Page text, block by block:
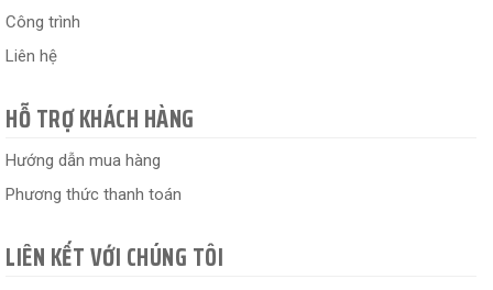
Công trình
Liên hệ
HỖ TRỢ KHÁCH HÀNG
Hướng dẫn mua hàng
Phương thức thanh toán
LIÊN KẾT VỚI CHÚNG TÔI